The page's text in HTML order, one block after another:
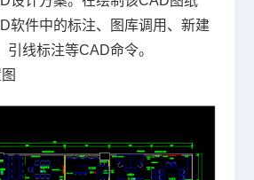
软件中的标注、图库调用、新建
引线标注等CAD命令。